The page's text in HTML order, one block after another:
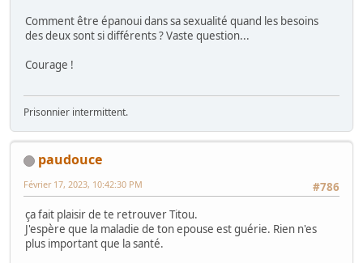
Comment être épanoui dans sa sexualité quand les besoins
des deux sont si différents ? Vaste question...
Courage !
Prisonnier intermittent.
paudouce
#786
Février 17, 2023, 10:42:30 PM
ça fait plaisir de te retrouver Titou.
J'espère que la maladie de ton epouse est guérie. Rien n'es
plus important que la santé.